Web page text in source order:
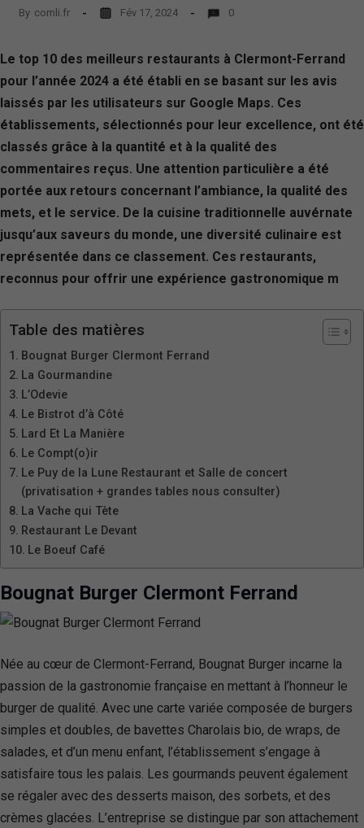
By comli.fr Fév 17, 2024 0
Le top 10 des meilleurs restaurants à Clermont-Ferrand
pour l’année 2024 a été établi en se basant sur les avis
laissés par les utilisateurs sur Google Maps. Ces
établissements, sélectionnés pour leur excellence, ont été
classés grâce à la quantité et à la qualité des
commentaires reçus. Une attention particulière a été
portée aux retours concernant l’ambiance, la qualité des
mets, et le service. De la cuisine traditionnelle auvérnate
jusqu’aux saveurs du monde, une diversité culinaire est
représentée dans ce classement. Ces restaurants,
reconnus pour offrir une expérience gastronomique m
Table des matières
Bougnat Burger Clermont Ferrand
La Gourmandine
L’Odevie
Le Bistrot d’à Côté
Lard Et La Manière
Le Compt(o)ir
Le Puy de la Lune Restaurant et Salle de concert
(privatisation + grandes tables nous consulter)
La Vache qui Tète
Restaurant Le Devant
Le Boeuf Café
Bougnat Burger Clermont Ferrand
Née au cœur de Clermont-Ferrand, Bougnat Burger incarne la
passion de la gastronomie française en mettant à l’honneur le
burger de qualité. Avec une carte variée composée de burgers
simples et doubles, de bavettes Charolais bio, de wraps, de
salades, et d’un menu enfant, l’établissement s’engage à
satisfaire tous les palais. Les gourmands peuvent également
se régaler avec des desserts maison, des sorbets, et des
crèmes glacées. L’entreprise se distingue par son attachement